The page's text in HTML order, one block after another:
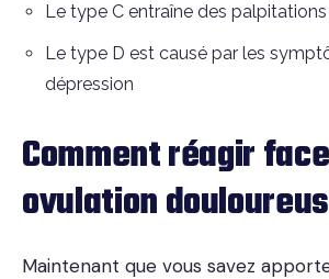
Le type C entraîne des palpitations
Le type D est causé par les
dépression
Comment réagir
ovulation
Maintenant que vous savez